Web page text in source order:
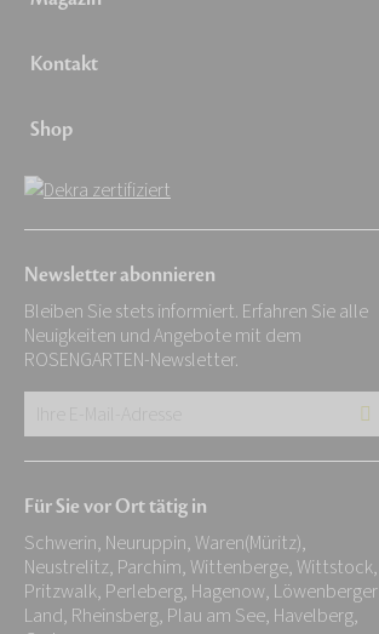
Kontakt
Shop
Newsletter abonnieren
Bleiben Sie stets informiert. Erfahren Sie alle
Neuigkeiten und Angebote mit dem
ROSENGARTEN-Newsletter.
Adresse:
*
Für Sie vor Ort tätig in
Schwerin, Neuruppin, Waren(Müritz),
Neustrelitz, Parchim, Wittenberge, Wittstock,
Pritzwalk, Perleberg, Hagenow, Löwenberger
Land, Rheinsberg, Plau am See, Havelberg,